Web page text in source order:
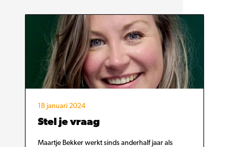
18 januari 2024
Stel je vraag
Maartje Bekker werkt sinds anderhalf jaar als